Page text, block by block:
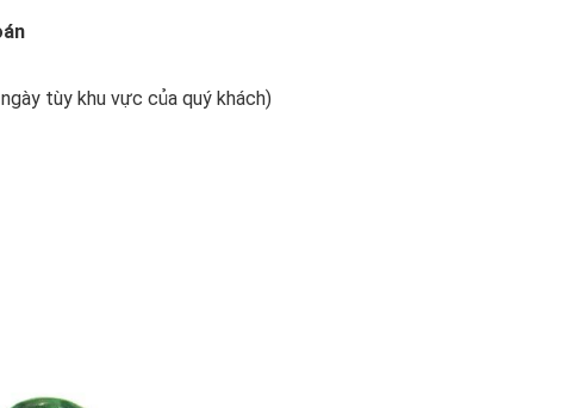
tùy khu vực của quý khách)